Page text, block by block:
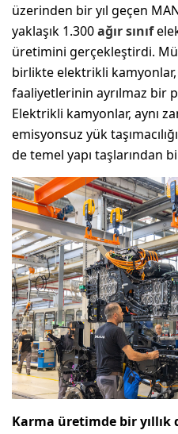
üzerinden bir yıl geçen
yaklaşık 1.300ağır sınıf
üretimini gerçekleştirdi.
birlikte elektrikli kamyonlar,
faaliyetlerinin ayrılmaz bir
Elektrikli kamyonlar, aynı
emisyonsuz yük
de temel yapı taşlarından
Karma üretimde bir yıllık